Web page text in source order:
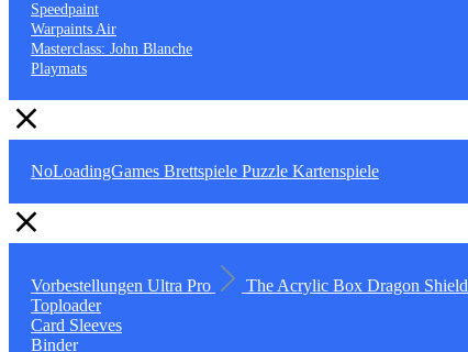
Speedpaint
Warpaints Air
Masterclass: John Blanche
Playmats
NoLoadingGames Brettspiele Puzzle Kartenspiele
Vorbestellungen Ultra Pro The Acrylic Box Dragon Shield
Toploader
Card Sleeves
Binder